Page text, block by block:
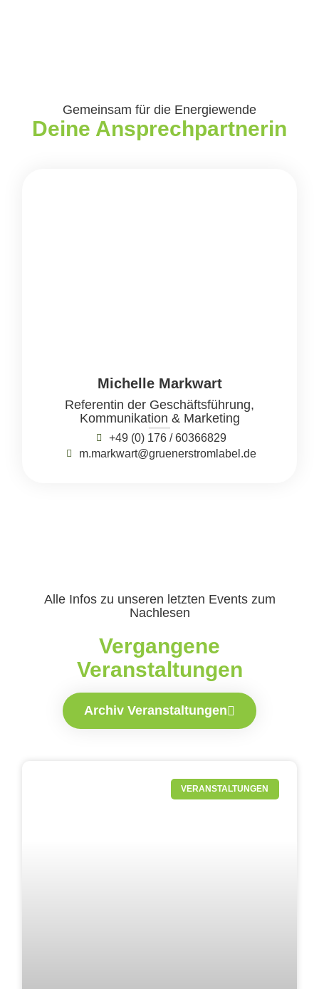
Gemeinsam für die Energiewende
Deine Ansprechpartnerin
Michelle Markwart
Referentin der Geschäftsführung,
Kommunikation & Marketing
+49 (0) 176 / 60366829
m.markwart@gruenerstromlabel.de
Alle Infos zu unseren letzten Events zum
Nachlesen
Vergangene
Veranstaltungen
Archiv Veranstaltungen
VERANSTALTUNGEN